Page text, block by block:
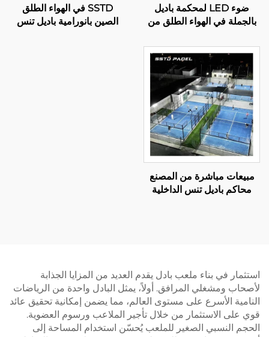
ضوء LED لمحكمة باديل
بالجملة في الهواء الطلق من
الساخن عرض كامل بانورامي
لمحكمة باديل 001-1
SSTD في الهواء الطلق
الصين بانورامية باديل تنس
مبيعات مباشرة من المصنع
محاكم باديل تنس الداخلية
استثمار في بناء ملعب بادل يقدم العديد من المزايا الجذابة
لأصحاب ومشغلي المرافق. أولاً، يمثل البادل واحدة من الرياضات
النامية الأسرع على مستوى العالم، مما يضمن إمكانية تحقيق عائد
قوي على الاستثمار من خلال تأجير الملاعب ورسوم العضوية.
الحجم النسبي الصغير للملعب يُحسّن استخدام المساحة إلى